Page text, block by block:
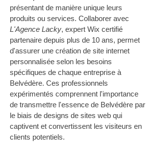
présentant de manière unique leurs
produits ou services. Collaborer avec
L'Agence Lacky, expert Wix certifié
partenaire depuis plus de 10 ans, permet
d'assurer une création de site internet
personnalisée selon les besoins
spécifiques de chaque entreprise à
Belvédère. Ces professionnels
expérimentés comprennent l'importance
de transmettre l'essence de Belvédère par
le biais de designs de sites web qui
captivent et convertissent les visiteurs en
clients potentiels.